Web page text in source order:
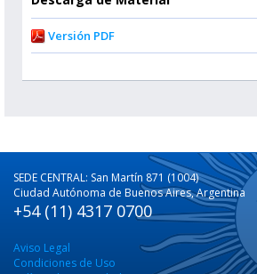
Versión PDF
SEDE CENTRAL: San Martín 871 (1004)
Ciudad Autónoma de Buenos Aires, Argentina
+54 (11) 4317 0700
Aviso Legal
Condiciones de Uso